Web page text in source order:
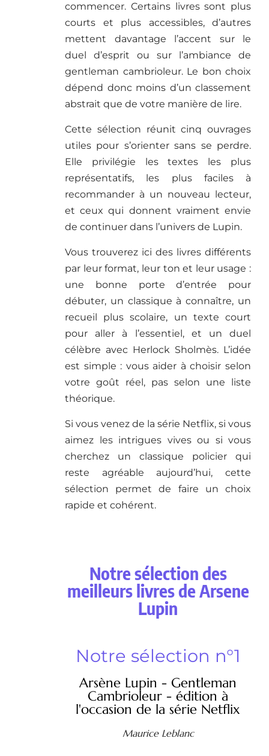
commencer. Certains livres sont plus
courts et plus accessibles, d’autres
mettent davantage l’accent sur le
duel d’esprit ou sur l’ambiance de
gentleman cambrioleur. Le bon choix
dépend donc moins d’un classement
abstrait que de votre manière de lire.
Cette sélection réunit cinq ouvrages
utiles pour s’orienter sans se perdre.
Elle privilégie les textes les plus
représentatifs, les plus faciles à
recommander à un nouveau lecteur,
et ceux qui donnent vraiment envie
de continuer dans l’univers de Lupin.
Vous trouverez ici des livres différents
par leur format, leur ton et leur usage :
une bonne porte d’entrée pour
débuter, un classique à connaître, un
recueil plus scolaire, un texte court
pour aller à l’essentiel, et un duel
célèbre avec Herlock Sholmès. L’idée
est simple : vous aider à choisir selon
votre goût réel, pas selon une liste
théorique.
Si vous venez de la série Netflix, si vous
aimez les intrigues vives ou si vous
cherchez un classique policier qui
reste agréable aujourd’hui, cette
sélection permet de faire un choix
rapide et cohérent.
Notre sélection des
meilleurs livres de Arsene
Lupin
Notre sélection n°1
Arsène Lupin - Gentleman
Cambrioleur - édition à
l'occasion de la série Netflix
Maurice Leblanc